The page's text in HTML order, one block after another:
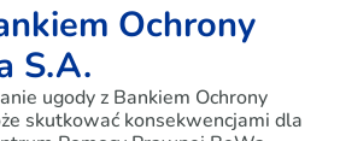
Ochrony
S.A.
ugody z Bankiem Ochrony
skutkować konsekwencjami dla